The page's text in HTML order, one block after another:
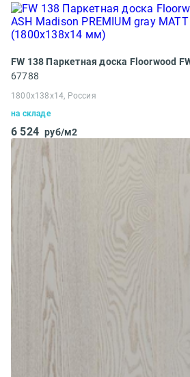
67788
1800x138x14, Россия
на складе
6 524 руб/м2